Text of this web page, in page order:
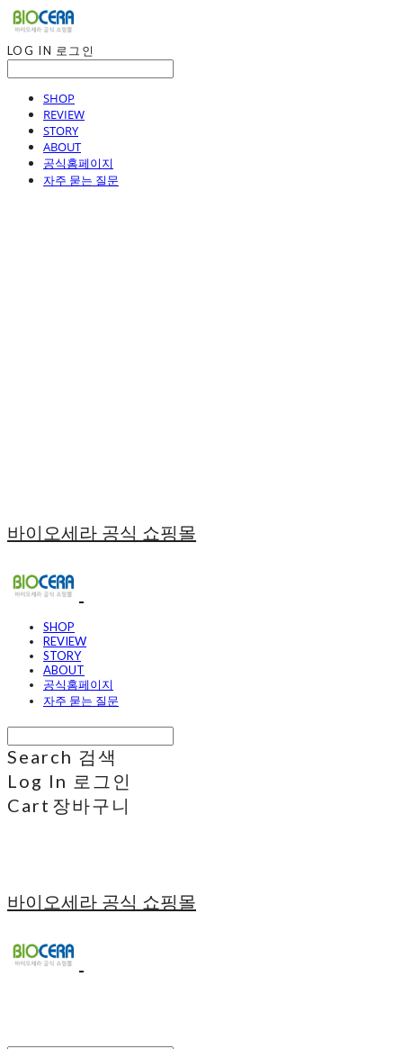
LOG IN 로그인
SHOP
REVIEW
STORY
ABOUT
공식홈페이지
자주 묻는 질문
바이오세라 공식 쇼핑몰
SHOP
REVIEW
STORY
ABOUT
공식홈페이지
자주 묻는 질문
Search 검색
Log In 로그인
Cart 장바구니
바이오세라 공식 쇼핑몰